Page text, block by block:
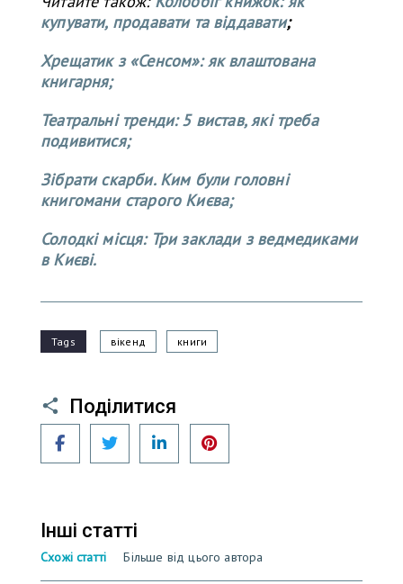
купувати, продавати та віддавати;
Хрещатик з «Сенсом»: як влаштована
книгарня;
Театральні тренди: 5 вистав, які треба
подивитися;
Зібрати скарби. Ким були головні
книгомани старого Києва;
Солодкі місця: Три заклади з ведмедиками
в Києві.
Tags вікенд книги
Поділитися
FacebookTwitter LinkedIn
Інші статті
Схожі статті Більше від цього автора